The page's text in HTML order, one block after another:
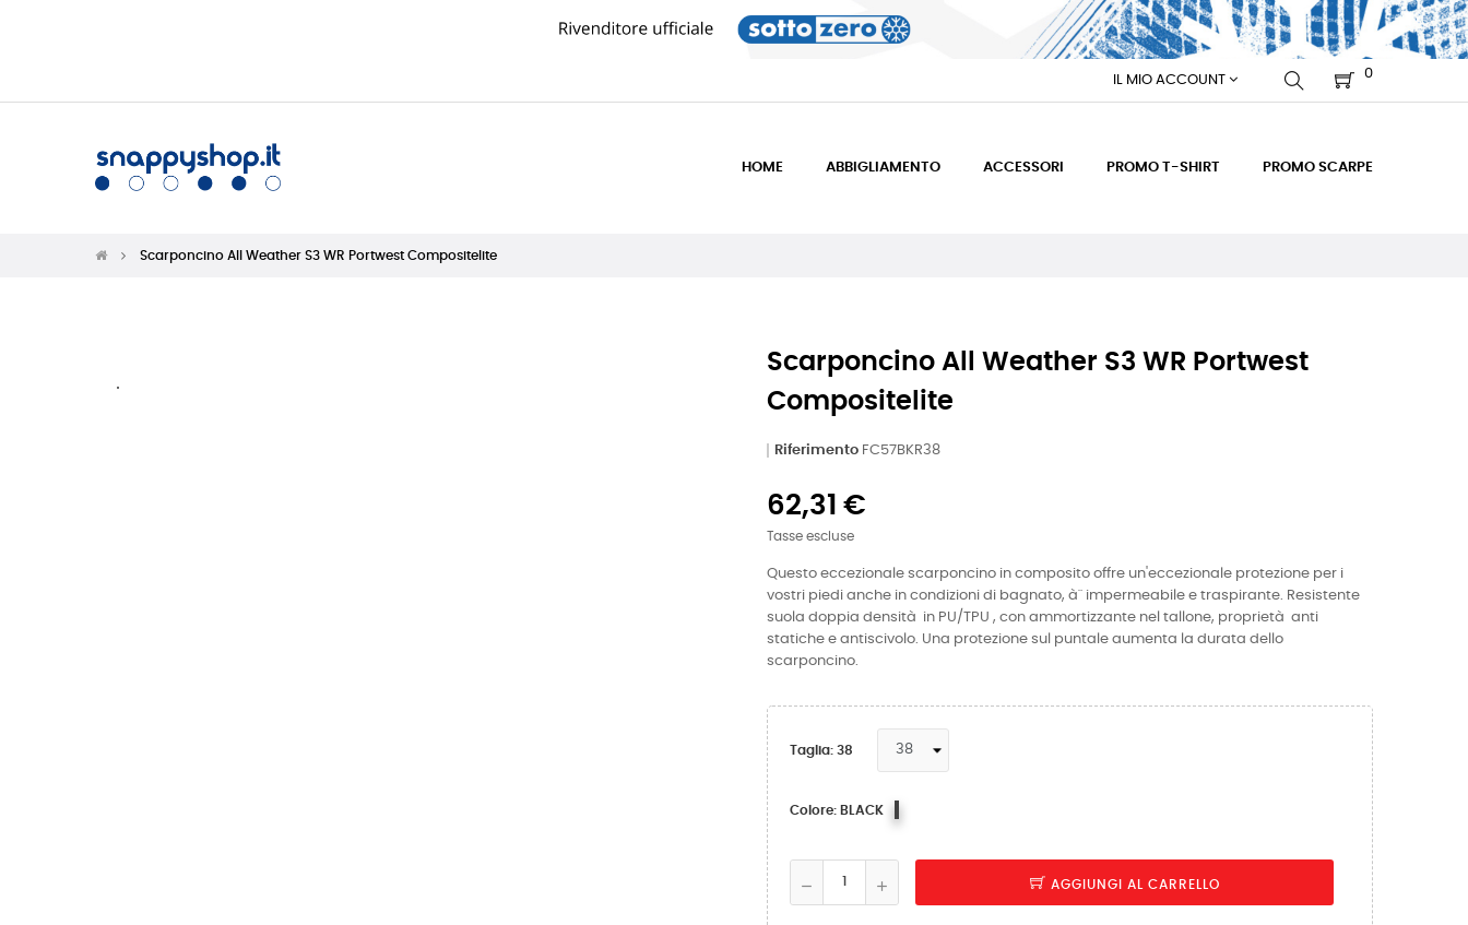
IL MIO ACCOUNT 0
HOME ABBIGLIAMENTO ACCESSORI PROMO T-SHIRT PROMO SCARPE
Scarponcino All Weather S3 WR Portwest Compositelite
Scarponcino All Weather S3 WR Portwest
Compositelite
Riferimento FC57BKR38
62,31 €
Tasse escluse
Questo eccezionale scarponcino in composito offre un'eccezionale protezione per i
vostri piedi anche in condizioni di bagnato, à¨ impermeabile e traspirante. Resistente
suola doppia densità in PU/TPU , con ammortizzante nel tallone, proprietà anti
statiche e antiscivolo. Una protezione sul puntale aumenta la durata dello
scarponcino.
Taglia: 38
Colore: BLACK
AGGIUNGI AL CARRELLO